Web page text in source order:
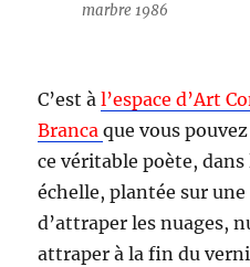
marbre 1986
C’est àl’espace d’Art
Brancaque vous
ce véritable poète,
échelle, plantée sur
d’attraper les nuages,
attraper à la fin du